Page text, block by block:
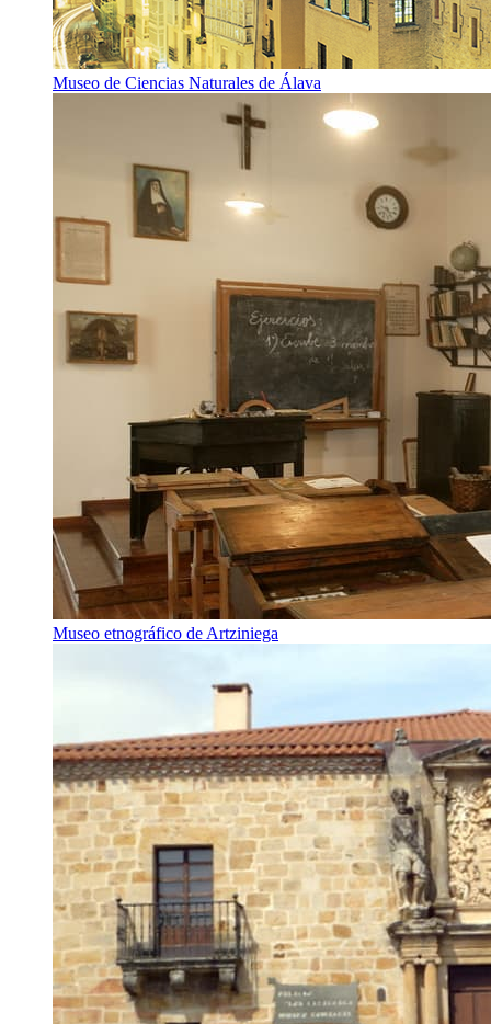
Museo de Ciencias Naturales de Álava
Museo etnográfico de Artziniega